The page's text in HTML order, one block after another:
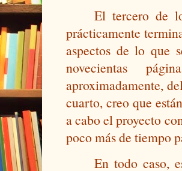
El tercero de
prácticamente
aspectos de lo que
novecientas
aproximadamente,
cuarto, creo que
a cabo el proyecto
poco más de tiempo
En todo caso,